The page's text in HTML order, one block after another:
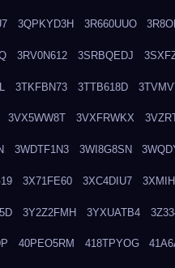
3QPKYD3H 3R660UUO
3RV0N612 3SRBQEDJ
3TKFBN73 3TTB618D
3VX5WW8T 3VXFRWKX
3WDTF1N3 3WI8G8SN
3X71FE60 3XC4DIU7
3Y2Z2FMH 3YXUATB4
40PEO5RM 418TPYOG